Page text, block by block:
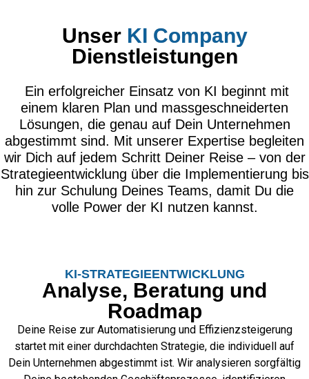
Unser KI Company
Dienstleistungen
Ein erfolgreicher Einsatz von KI beginnt mit
einem klaren Plan und massgeschneiderten
Lösungen, die genau auf Dein Unternehmen
abgestimmt sind. Mit unserer Expertise begleiten
wir Dich auf jedem Schritt Deiner Reise – von der
Strategieentwicklung über die Implementierung bis
hin zur Schulung Deines Teams, damit Du die
volle Power der KI nutzen kannst.
KI-STRATEGIEENTWICKLUNG
Analyse, Beratung und
Roadmap
Deine Reise zur Automatisierung und Effizienzsteigerung
startet mit einer durchdachten Strategie, die individuell auf
Dein Unternehmen abgestimmt ist. Wir analysieren sorgfältig